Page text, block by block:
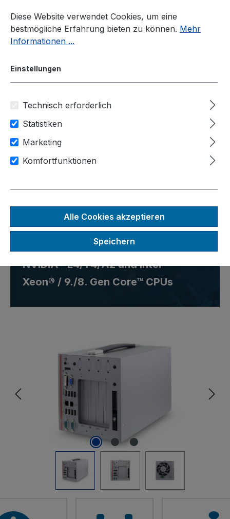
Zum Hauptinhalt springen
Industrie-PC Hersteller Neousys Technology
Anwendungsbereiche
Bild & Videoverarbeitung
Edge-KI-Plattform mit
Unterstützung für zwei
NVIDIA® L4/T4/A2 und Intel®
Xeon® / 9./8. Gen Core™ CPUs
Diese Website verwendet Cookies, um eine
bestmögliche Erfahrung bieten zu können. Mehr
Informationen ...
Einstellungen
Technisch erforderlich
Statistiken
Marketing
Komfortfunktionen
Alle Cookies akzeptieren
Speichern